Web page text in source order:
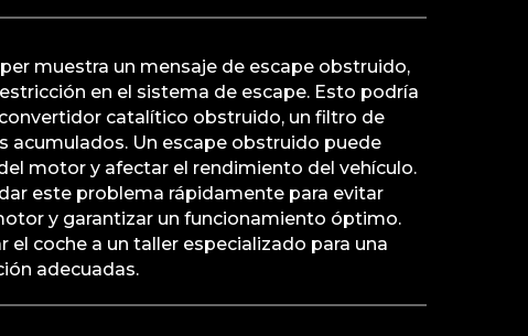
muestra un mensaje de escape obstruido,
en el sistema de escape. Esto podría
catalítico obstruido, un filtro de
acumulados. Un escape obstruido puede
motor y afectar el rendimiento del vehículo.
este problema rápidamente para evitar
y garantizar un funcionamiento óptimo.
el coche a un taller especializado para una
adecuadas.